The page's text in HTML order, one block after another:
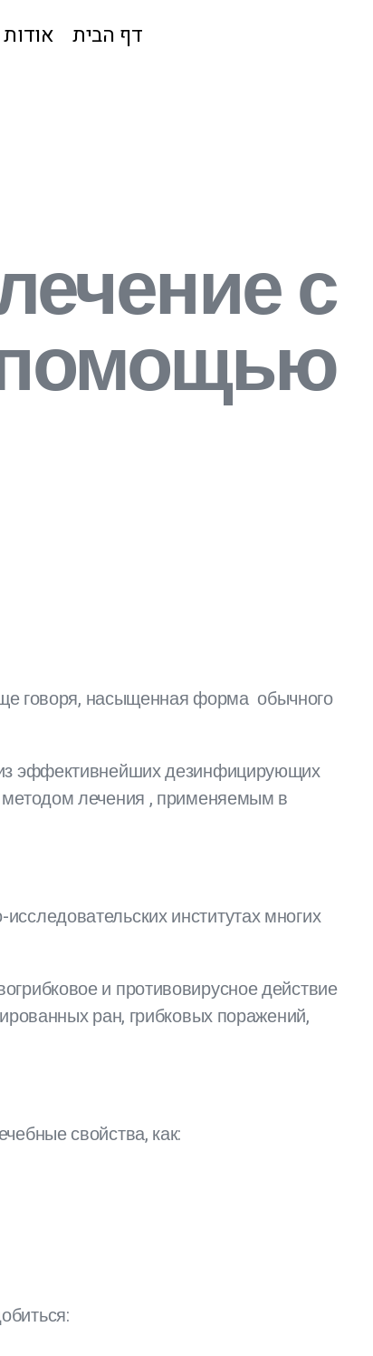
דף הבית אודות
с
говоря, насыщенная форма обычного
эффективнейших дезинфицирующих
лечения , применяемым в
институтах многих
и противовирусное действие
ран, грибковых поражений,
свойства, как: